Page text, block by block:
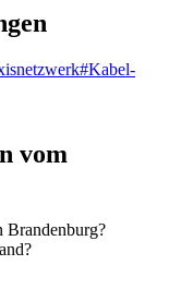
#Kabel-
vom
Brandenburg?